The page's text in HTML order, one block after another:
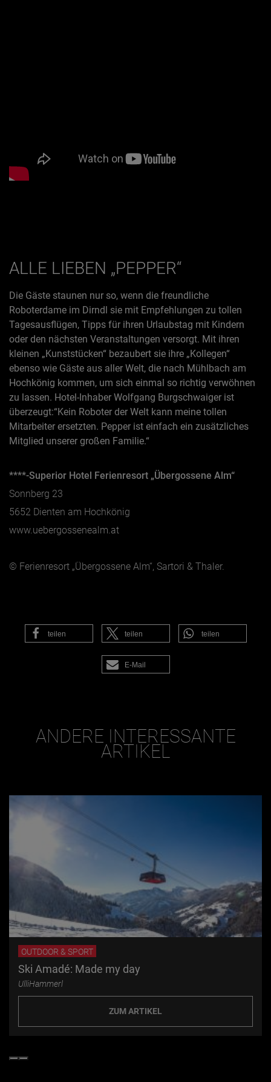
ALLE LIEBEN „PEPPER“
Die Gäste staunen nur so, wenn die freundliche
Roboterdame im Dirndl sie mit Empfehlungen zu tollen
Tagesausflügen, Tipps für ihren Urlaubstag mit Kindern
oder den nächsten Veranstaltungen versorgt. Mit ihren
kleinen „Kunststücken“ bezaubert sie ihre „Kollegen“
ebenso wie Gäste aus aller Welt, die nach Mühlbach am
Hochkönig kommen, um sich einmal so richtig verwöhnen
zu lassen. Hotel-Inhaber Wolfgang Burgschwaiger ist
überzeugt:“Kein Roboter der Welt kann meine tollen
Mitarbeiter ersetzten. Pepper ist einfach ein zusätzliches
Mitglied unserer großen Familie.“
****-Superior Hotel Ferienresort „Übergossene Alm“
Sonnberg 23
5652 Dienten am Hochkönig
www.uebergossenealm.at
© Ferienresort „Übergossene Alm“, Sartori & Thaler.
teilen teilen teilen
E-Mail
ANDERE INTERESSANTE
ARTIKEL
OUTDOOR & SPORT
Ski Amadé: Made my day
UlliHammerl
ZUM ARTIKEL